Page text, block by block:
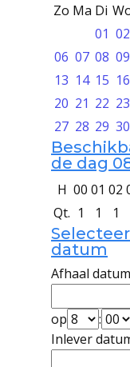
Zo Ma Di
01 02
06 07 08 09
13 14 15 16
20 21 22 23
27 28 29 30
de dag
H 00 01 02
Qt. 1 1 1
datum
Afhaal
op
:
Inlever